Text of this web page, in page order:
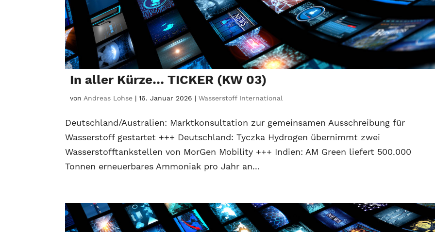
In aller Kürze… TICKER (KW 03)
vonAndreas Lohse |16. Januar 2026 |Wasserstoff International
Deutschland/Australien: Marktkonsultation zur gemeinsamen Ausschreibung für
Wasserstoff gestartet +++ Deutschland: Tyczka Hydrogen übernimmt zwei
Wasserstofftankstellen von MorGen Mobility +++ Indien: AM Green liefert 500.000
Tonnen erneuerbares Ammoniak pro Jahr an...